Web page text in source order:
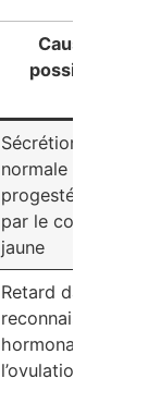
Cause
possible
Sécrétion
normale de
progestérone
par le corps
jaune
Retard dans la
reconnaissance
hormonale de
l’ovulation